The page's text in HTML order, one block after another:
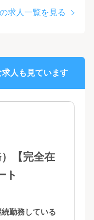
求人一覧を見る
人も見ています
【完全在
ート
勤務している